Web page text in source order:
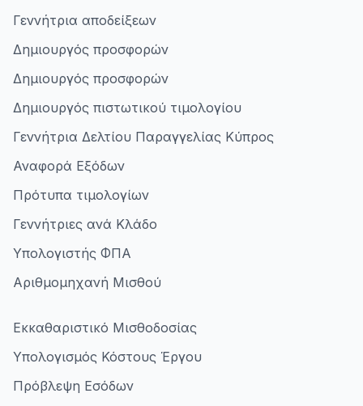
Γεννήτρια αποδείξεων
Δημιουργός προσφορών
Δημιουργός προσφορών
Δημιουργός πιστωτικού τιμολογίου
Γεννήτρια Δελτίου Παραγγελίας Κύπρος
Αναφορά Εξόδων
Πρότυπα τιμολογίων
Γεννήτριες ανά Κλάδο
Υπολογιστής ΦΠΑ
Αριθμομηχανή Μισθού
Εκκαθαριστικό Μισθοδοσίας
Υπολογισμός Κόστους Έργου
Πρόβλεψη Εσόδων